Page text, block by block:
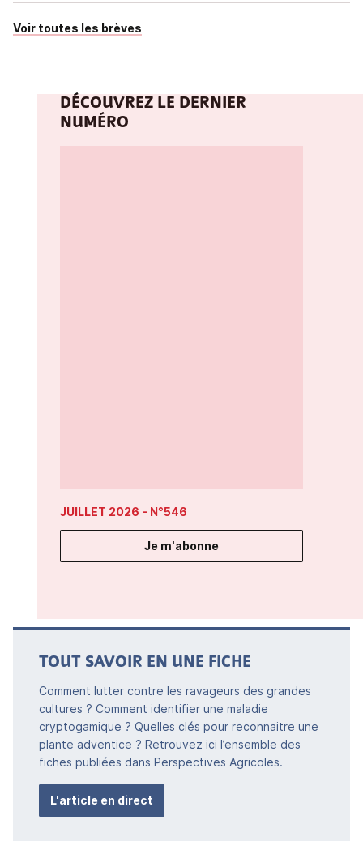
Voir toutes les brèves
DÉCOUVREZ LE DERNIER
NUMÉRO
JUILLET 2026 - N°546
Je m'abonne
TOUT SAVOIR EN UNE FICHE
Comment lutter contre les ravageurs des grandes
cultures ? Comment identifier une maladie
cryptogamique ? Quelles clés pour reconnaitre une
plante adventice ? Retrouvez ici l’ensemble des
fiches publiées dans Perspectives Agricoles.
L'article en direct